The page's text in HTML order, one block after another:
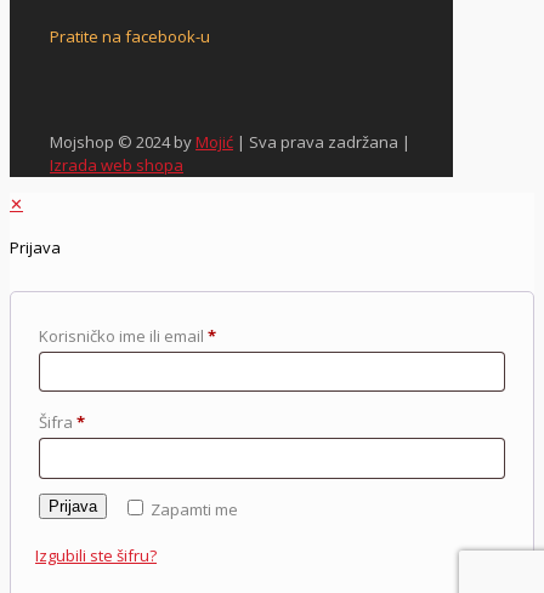
Pratite na facebook-u
Mojshop © 2024 byMojić | Sva prava zadržana |
Izrada web shopa
✕
Prijava
Korisničko ime ili email *
Šifra *
Zapamti me
Prijava
Izgubili ste šifru?